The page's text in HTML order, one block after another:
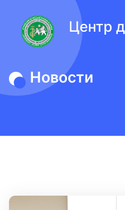
Центр
Новости